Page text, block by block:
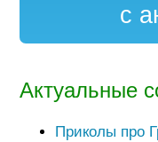
с
Актуальные
Приколы про